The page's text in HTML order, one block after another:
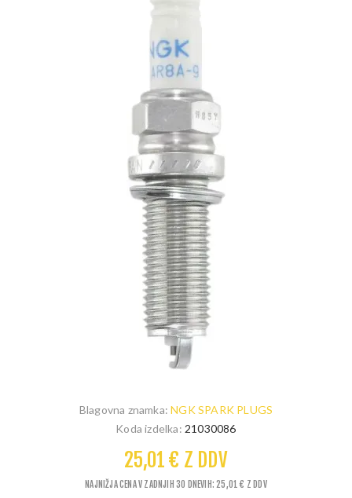
Blagovna znamka: NGK SPARK PLUGS
Koda izdelka: 21030086
25,01 € Z DDV
NAJNIŽJA CENA V ZADNJIH 30 DNEVIH: 25,01 € Z DDV